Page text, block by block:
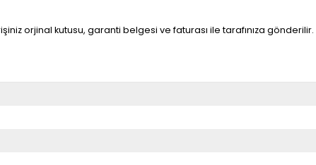
orjinal kutusu, garanti belgesi ve faturası ile tarafınıza gönderilir.